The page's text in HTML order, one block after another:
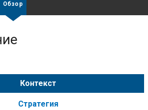
Обзор
Контекст
Стратегия